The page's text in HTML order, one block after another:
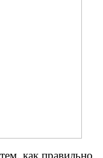
как правильно